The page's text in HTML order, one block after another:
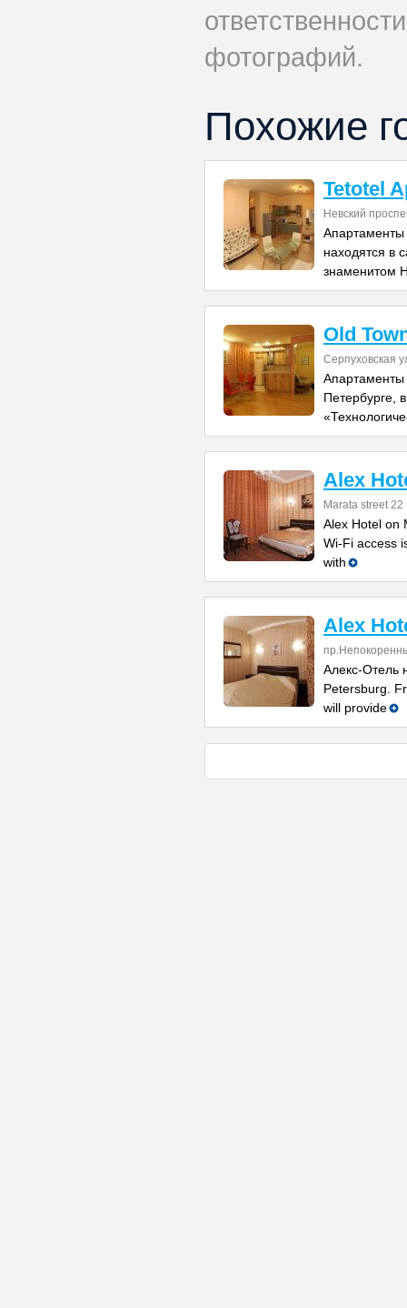
фотографий.
Похожие
Tetotel
Невский
Апартаменты
находятся в
знаменитом
Old
Серпуховская
Апартаменты
Петербурге,
Alex
Marata street 22
Alex Hotel on
Wi-Fi access
with
Alex
Алекс-Отель
Petersburg.
will provide